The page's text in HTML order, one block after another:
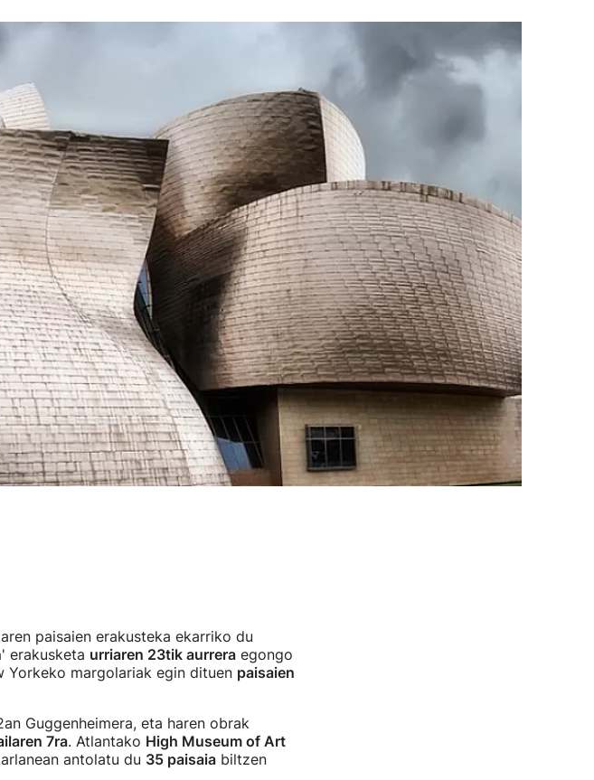
paisaien erakusteka ekarriko du
' erakusketa urriaren 23tik aurreraegongo
Yorkeko margolariak egin dituen paisaien
Guggenheimera, eta haren obrak
7ra. Atlantako High Museum of Art
antolatu du 35 paisaiabiltzen